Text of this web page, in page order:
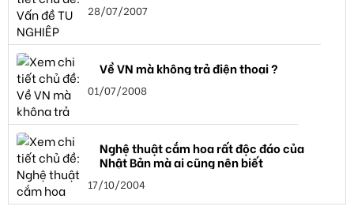
28/07/2007
Về VN mà không trả điện thoại ?
01/07/2008
Nghệ thuật cắm hoa rất độc đáo của
Nhật Bản mà ai cũng nên biết
17/10/2004